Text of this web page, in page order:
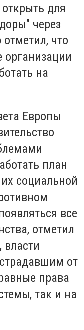
для
через
что
организации
на
Европы
план
социальной
все
отметил
от
права
так и на